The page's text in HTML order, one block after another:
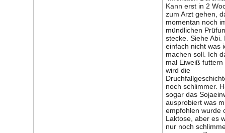
Kann erst in 2
zum Arzt gehen,
momentan noch
mündlichen
stecke. Siehe Abi.
einfach nicht was
machen soll. Ich
mal Eiweiß futtern
wird die
noch schlimmer.
sogar das
ausprobiert was
empfohlen wurde
Laktose, aber es
nur noch